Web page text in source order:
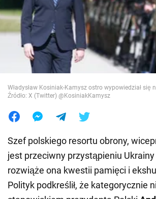
Świat
Jedzenie
Władysław Kosiniak-Kamysz ostro wypowiedział
Źródło: X (Twitter) @KosiniakKamysz
Szef polskiego resortu obrony,
jest przeciwny przystąpieniu
rozwiąże ona kwestii pamięci i
Polityk podkreślił, że kategorycznie